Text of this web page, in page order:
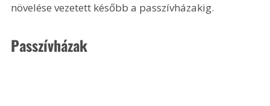
növelése vezetett később a passzívházakig.
Passzívházak